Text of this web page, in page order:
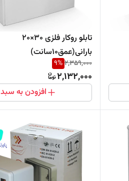
تابلو روکار فلزی ۳٠×۲٠
بارانی(عمق۱٠سانت)
2,359,000
9%
2,132,000
افزودن به سبد